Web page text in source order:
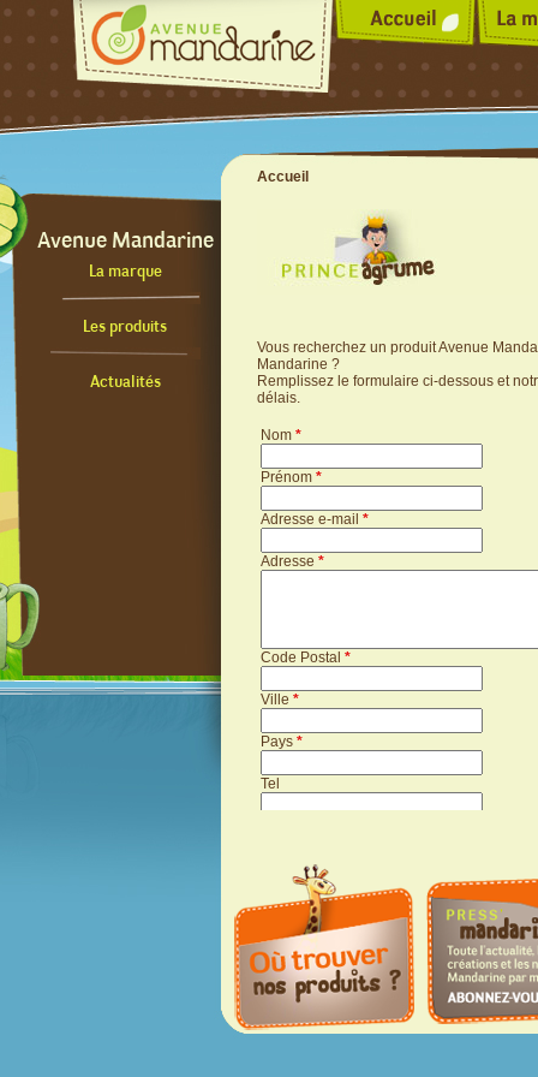
Avenue Mandarine
La marque
Les produits
Actualités
Accueil
Vous recherchez un produit Avenue
Mandarine ?
Remplissez le formulaire ci-dessous et
délais.
Nom *
Prénom *
Adresse e-mail *
Adresse *
Code Postal *
Ville *
Pays *
Tel
Votre message
Vous abonner à la Press Mandarine*